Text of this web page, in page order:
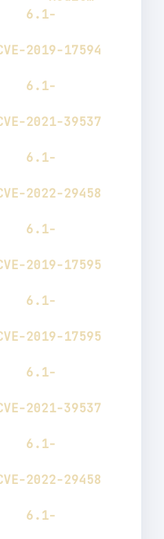
6.1-
2019-17594
6.1-
2021-39537
6.1-
2022-29458
6.1-
2019-17595
6.1-
2019-17595
6.1-
2021-39537
6.1-
2022-29458
6.1-